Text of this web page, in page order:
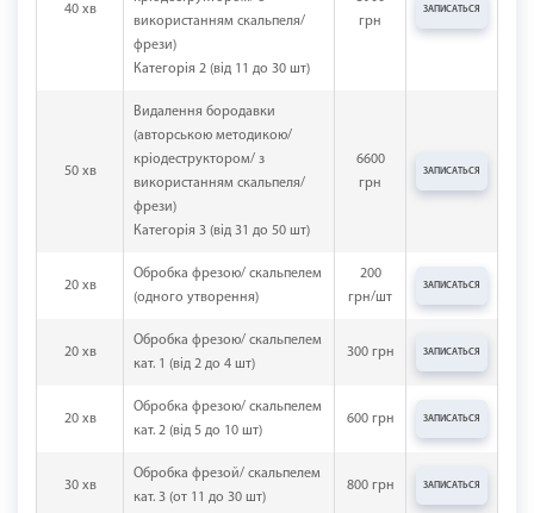
40 хв
використанням скальпеля/
фрези)
Категорія 2 (від 11 до 30 шт)
грн
ЗАПИСАТЬСЯ
50 хв
Видалення бородавки
(авторською методикою/
кріодеструктором/ з
використанням скальпеля/
фрези)
Категорія 3 (від 31 до 50 шт)
6600
грн
ЗАПИСАТЬСЯ
20 хв
Обробка фрезою/ скальпелем
(одного утворення)
200
грн/шт
ЗАПИСАТЬСЯ
20 хв
Обробка фрезою/ скальпелем
кат. 1 (від 2 до 4 шт)
300 грн ЗАПИСАТЬСЯ
20 хв
Обробка фрезою/ скальпелем
кат. 2 (від 5 до 10 шт)
600 грн ЗАПИСАТЬСЯ
30 хв
Обробка фрезой/ скальпелем
кат. 3 (от 11 до 30 шт)
800 грн ЗАПИСАТЬСЯ